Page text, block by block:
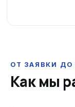
ОТ ЗАЯВКИ ДО
Как мы